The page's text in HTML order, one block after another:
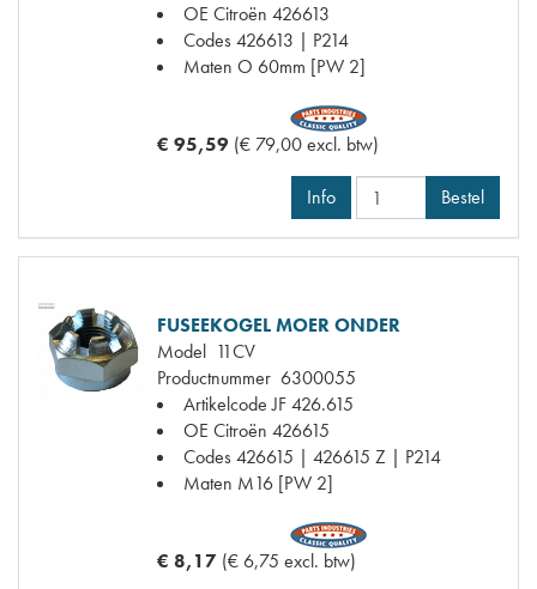
OE Citroën 426613
Codes426613 | P214
Maten O 60mm [PW 2]
€ 95,59 (€ 79,00 excl. btw)
Info Bestel
FUSEEKOGEL MOER ONDER
Model 11CV
Productnummer 6300055
Artikelcode JF426.615
OE Citroën 426615
Codes426615 | 426615 Z | P214
Maten M16 [PW 2]
€ 8,17 (€ 6,75 excl. btw)